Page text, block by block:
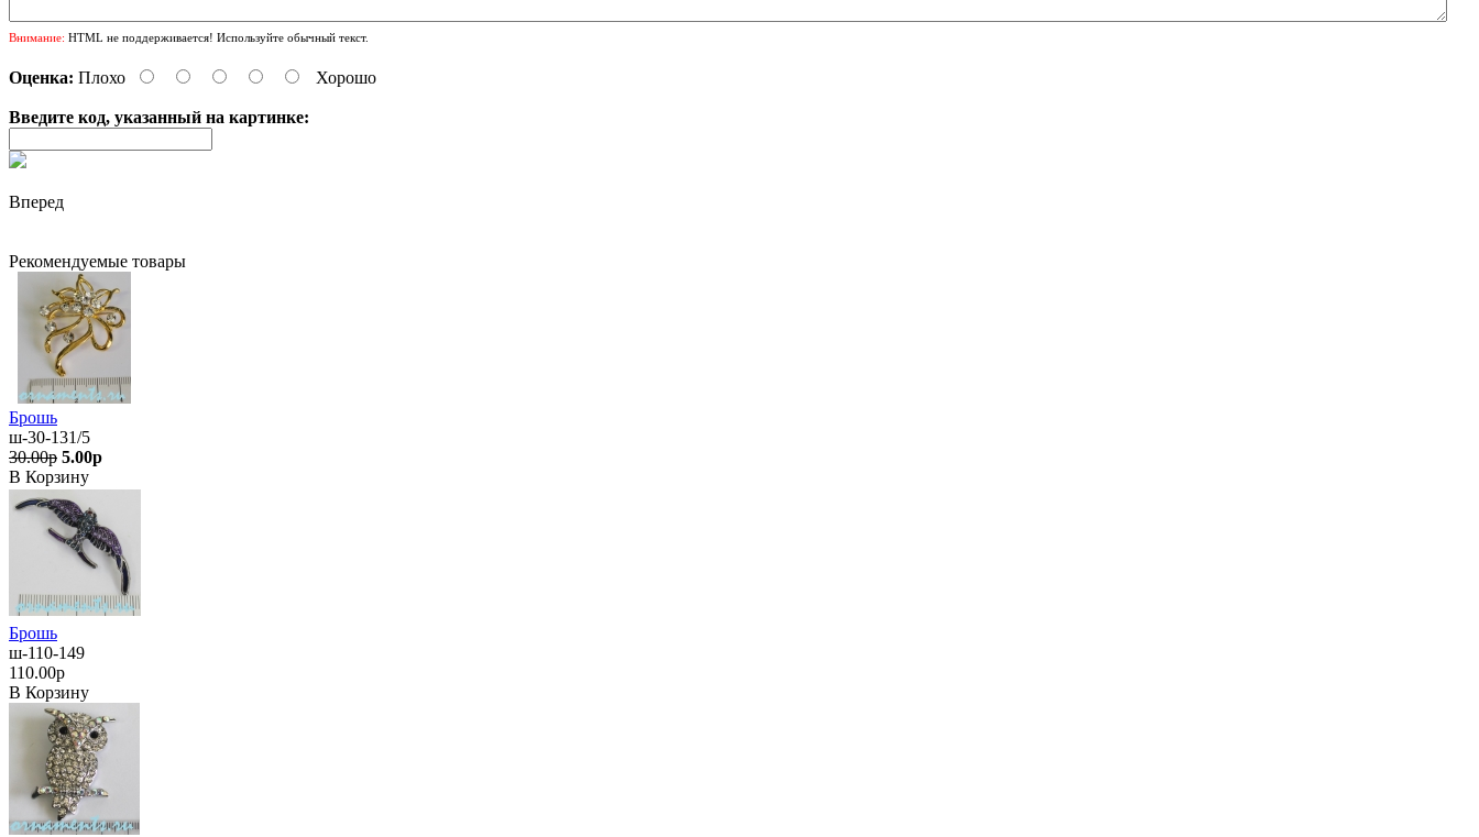
Внимание: HTML не поддерживается! Используйте обычный текст.
Оценка: Плохо Хорошо
Введите код, указанный на картинке:
Вперед
Рекомендуемые товары
Брошь
ш-30-131/5
30.00р 5.00р
В Корзину
Брошь
ш-110-149
110.00р
В Корзину